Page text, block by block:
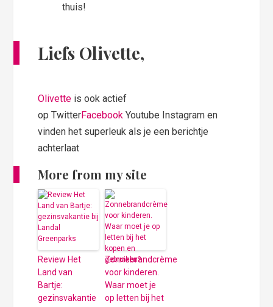
thuis!
Liefs Olivette,
Olivette is ook actief
op TwitterFacebook Youtube Instagram en
vinden het superleuk als je een berichtje
achterlaat
More from my site
Review Het
Land van
Bartje:
gezinsvakantie
Zonnebrandcrème
voor kinderen.
Waar moet je
op letten bij het